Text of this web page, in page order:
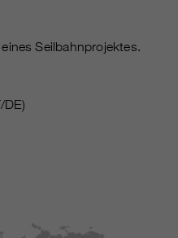
Seilbahnprojektes.
DE)